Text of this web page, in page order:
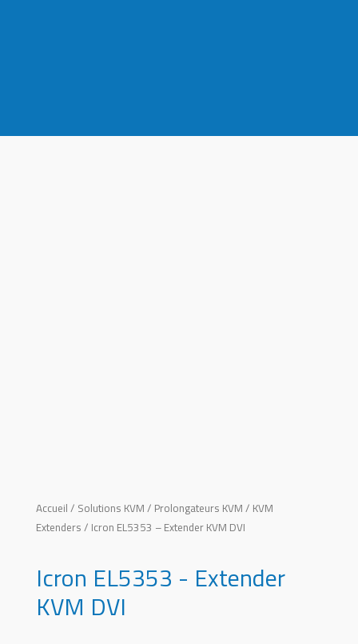
Accueil / Solutions KVM / Prolongateurs KVM / KVM
Extenders / Icron EL5353 – Extender KVM DVI
Icron EL5353 - Extender
KVM DVI